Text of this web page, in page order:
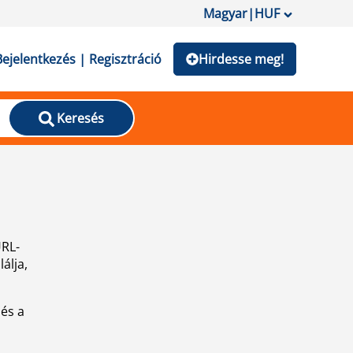
Magyar|HUF
| Regisztráció Hirdesse meg!
Keresés
a